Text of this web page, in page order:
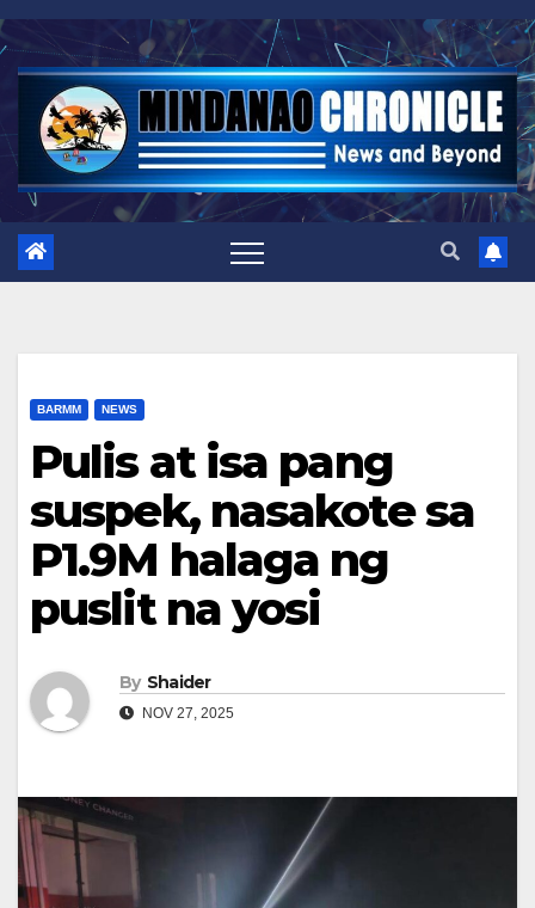
Skip
to
content
BARMM NEWS
Pulis at isa pang
suspek, nasakote sa
P1.9M halaga ng
puslit na yosi
By Shaider
NOV 27, 2025